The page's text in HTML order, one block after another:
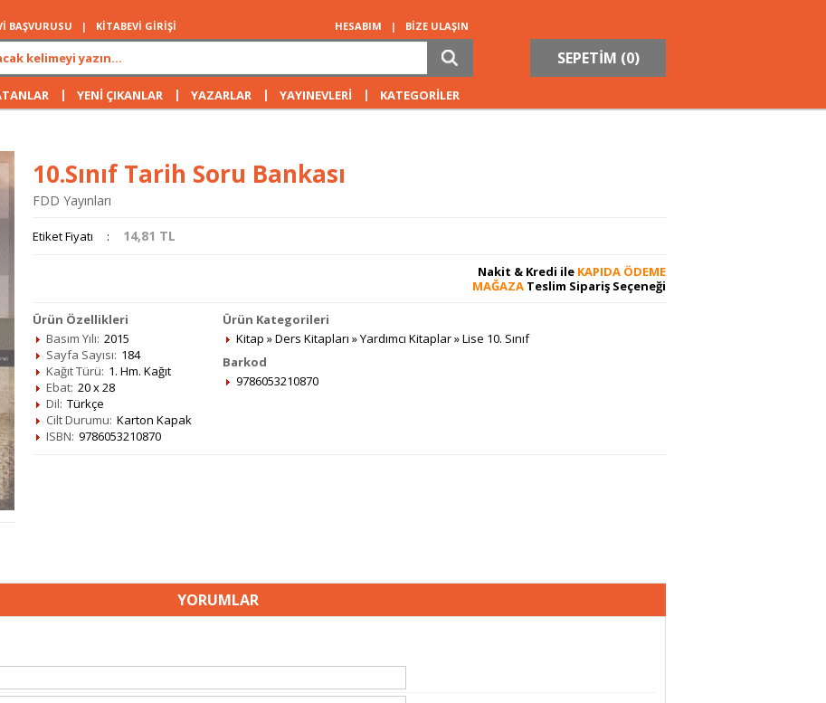
BAŞVURUSU | KİTABEVİ GİRİŞİ HESABIM | BİZE ULAŞIN
SEPETİM (0)
| YENİ ÇIKANLAR | YAZARLAR | YAYINEVLERİ | KATEGORİLER
10.Sınıf Tarih Soru Bankası
FDD Yayınları
Etiket Fiyatı : 14,81 TL
Nakit & Kredi ile KAPIDA ÖDEME
MAĞAZA Teslim Sipariş Seçeneği
Ürün Özellikleri
Basım Yılı: 2015
Sayfa Sayısı: 184
Kağıt Türü: 1. Hm. Kağıt
Ebat: 20 x 28
Dil: Türkçe
Cilt Durumu: Karton Kapak
ISBN: 9786053210870
Ürün Kategorileri
Kitap »Ders Kitapları »Yardımcı Kitaplar»Lise 10. Sınıf
Barkod
9786053210870
YORUMLAR